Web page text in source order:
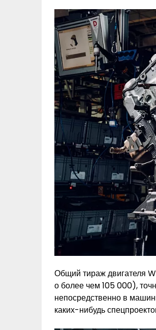
Общий тираж двигателя
о более чем 105 000),
непосредственно в
каких-нибудь